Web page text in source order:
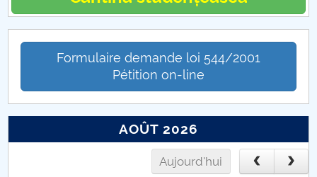
Formulaire demande loi 544/2001
Pétition on-line
AOÛT 2026
Aujourd'hui